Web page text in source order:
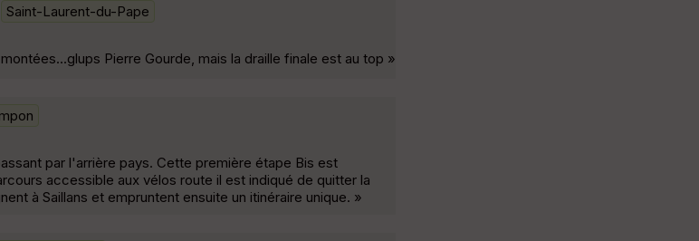
Saint-Laurent-du-Pape
Pierre Gourde, mais la draille finale est au top »
par l'arrière pays. Cette première étape Bis est
accessible aux vélos route il est indiqué de quitter la
à Saillans et empruntent ensuite un itinéraire unique. »